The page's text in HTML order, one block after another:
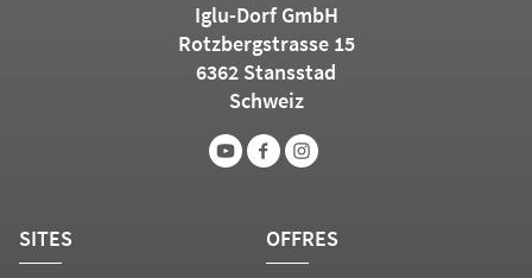
Iglu-Dorf GmbH
Rotzbergstrasse 15
6362 Stansstad
Schweiz
SITES OFFRES